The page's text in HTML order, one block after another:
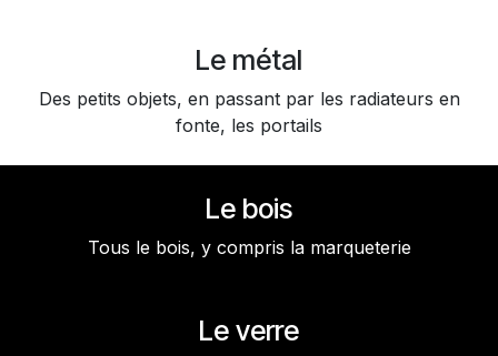
Le métal
Des petits objets, en passant par les radiateurs en
fonte, les portails
Le bois
Tous le bois, y compris la marqueterie
Le verre